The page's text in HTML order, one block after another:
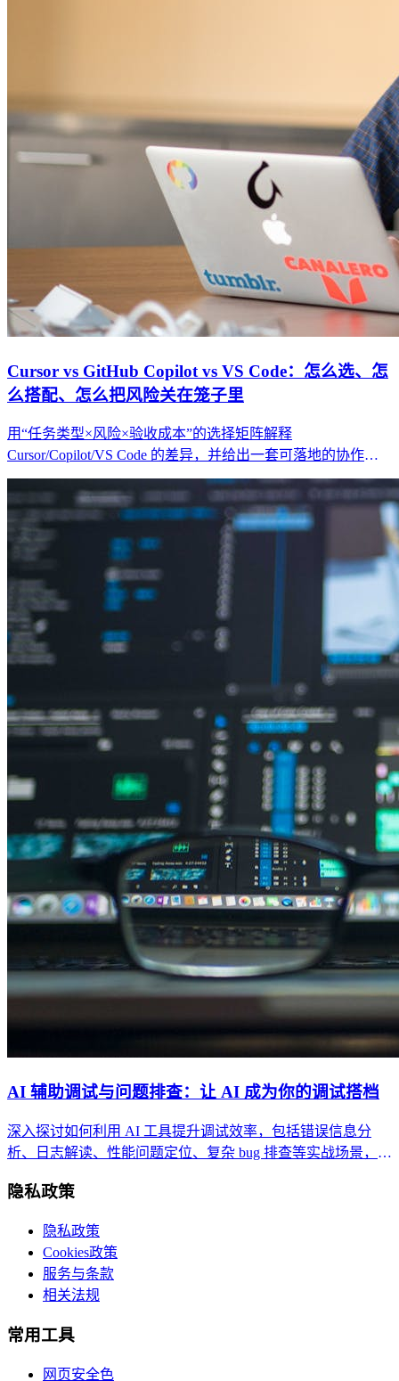
Cursor vs GitHub Copilot vs VS Code：怎么选、怎
么搭配、怎么把风险关在笼子里
用“任务类型×风险×验收成本”的选择矩阵解释
Cursor/Copilot/VS Code 的差异，并给出一套可落地的协作工
作流（范围闸门、最小回归集、回滚策略）。
AI 辅助调试与问题排查：让 AI 成为你的调试搭档
深入探讨如何利用 AI 工具提升调试效率，包括错误信息分
析、日志解读、性能问题定位、复杂 bug 排查等实战场景，构
隐私政策
隐私政策
Cookies政策
服务与条款
相关法规
常用工具
网页安全色